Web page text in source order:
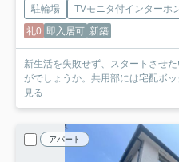
駐輪場
TVモニタ付インターホ
礼0 即入居可 新築
新生活を失敗せず、スタートさせ
がでしょうか。共用部には宅配ボ
見る
アパート